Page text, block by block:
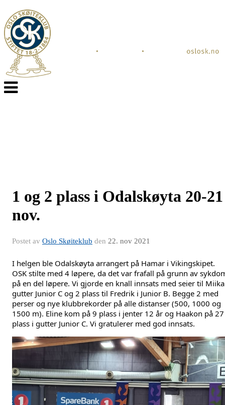
Veksle
navigasjon
1 og 2 plass i Odalskøyta 20-21
nov.
Postet av Oslo Skøiteklub den 22. nov 2021
I helgen ble Odalskøyta arrangert på Hamar i Vikingskipet.
OSK stilte med 4 løpere, da det var frafall på grunn av
på en del løpere. Vi gjorde en knall innsats med seier til
gutter Junior C og 2 plass til Fredrik i Junior B. Begge 2 med
perser og nye klubbrekorder på alle distanser (500, 1000 og
1500 m). Eline kom på 9 plass i jenter 12 år og Haakon på 27
plass i gutter Junior C. Vi gratulerer med god innsats.